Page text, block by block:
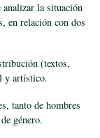
la situación
en relación con dos
(textos,
y artístico.
tanto de hombres
género.